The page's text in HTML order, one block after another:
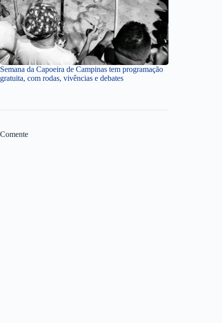
Semana da Capoeira de Campinas tem programação
gratuita, com rodas, vivências e debates
Comente